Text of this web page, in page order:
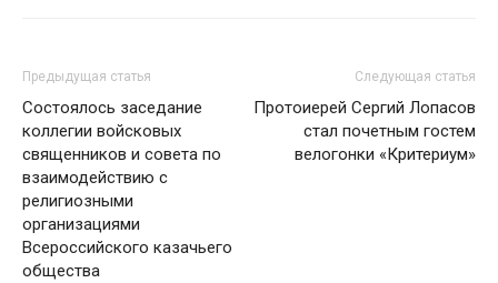
Предыдущая статья
Состоялось заседание
коллегии войсковых
священников и совета по
взаимодействию с
религиозными
организациями
Всероссийского казачьего
общества
Следующая статья
Протоиерей Сергий Лопасов
стал почетным гостем
велогонки «Критериум»